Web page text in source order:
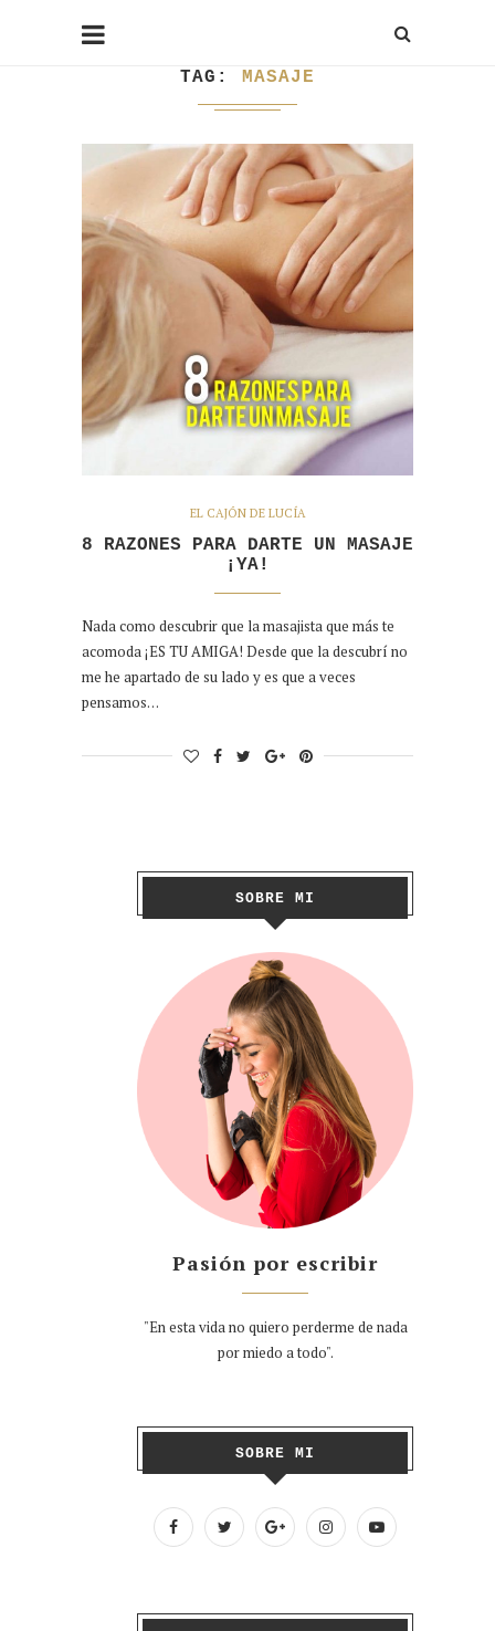
TAG MASAJE
EL CAJÓN DE LUCÍA
8 RAZONES PARA DARTE UN MASAJE
¡YA!
Nada como descubrir que la masajista que más te
acomoda ¡ES TU AMIGA! Desde que la descubrí no
me he apartado de su lado y es que a veces
pensamos…
SOBRE MI
Pasión por escribir
"En esta vida no quiero perderme de nada
por miedo a todo".
SOBRE MI